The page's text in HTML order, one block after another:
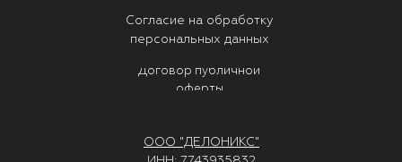
ООО "ДЕЛОНИКС"
Договор публичной
оферты
Согласие на обработку
персональных данных